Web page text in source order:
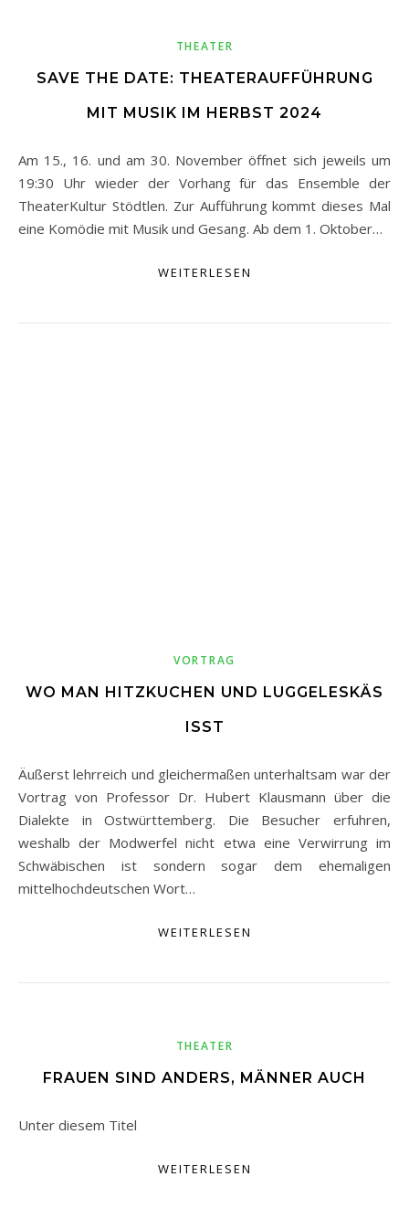
THEATER
SAVE THE DATE: THEATERAUFFÜHRUNG
MIT MUSIK IM HERBST 2024
Am 15., 16. und am 30. November öffnet sich jeweils um
19:30 Uhr wieder der Vorhang für das Ensemble der
TheaterKultur Stödtlen. Zur Aufführung kommt dieses Mal
eine Komödie mit Musik und Gesang. Ab dem 1. Oktober…
WEITERLESEN
VORTRAG
WO MAN HITZKUCHEN UND LUGGELESKÄS
ISST
Äußerst lehrreich und gleichermaßen unterhaltsam war der
Vortrag von Professor Dr. Hubert Klausmann über die
Dialekte in Ostwürttemberg. Die Besucher erfuhren,
weshalb der Modwerfel nicht etwa eine Verwirrung im
Schwäbischen ist sondern sogar dem ehemaligen
mittelhochdeutschen Wort…
WEITERLESEN
THEATER
FRAUEN SIND ANDERS, MÄNNER AUCH
Unter diesem Titel
WEITERLESEN